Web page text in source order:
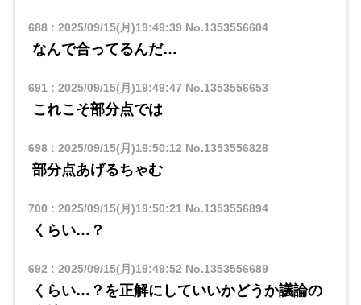
688: 2025/09/15(月)19:49:39No.1353556604
なんで合ってるんだ…
691 : 2025/09/15(月)19:49:47 No.1353556653
これこそ部分点では
698: 2025/09/15(月)19:50:12 No.1353556828
部分点あげるちゃむ
700 : 2025/09/15(月)19:50:21 No.1353556894
くらい…？
692 : 2025/09/15(月)19:49:52 No.1353556689
くらい…？を正解にしていいかどうか議論の